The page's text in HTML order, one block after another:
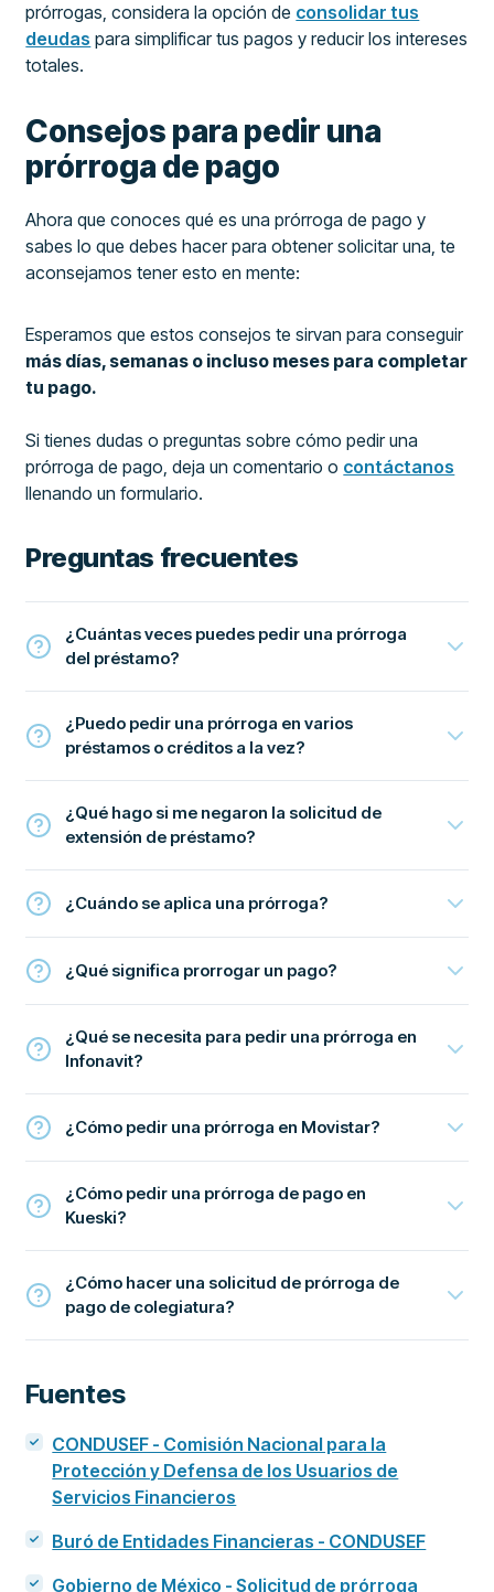
prórrogas, considera la opción de consolidar tus
deudas para simplificar tus pagos y reducir los intereses
totales.
Consejos para pedir una
prórroga de pago
Ahora que conoces qué es una prórroga de pago y
sabes lo que debes hacer para obtener solicitar una, te
aconsejamos tener esto en mente:
Esperamos que estos consejos te sirvan para conseguir
más días, semanas o incluso meses para completar
tu pago.
Si tienes dudas o preguntas sobre cómo pedir una
prórroga de pago, deja un comentario o contáctanos
llenando un formulario.
Preguntas frecuentes
¿Cuántas veces puedes pedir una prórroga
del préstamo?
¿Puedo pedir una prórroga en varios
préstamos o créditos a la vez?
¿Qué hago si me negaron la solicitud de
extensión de préstamo?
¿Cuándo se aplica una prórroga?
¿Qué significa prorrogar un pago?
¿Qué se necesita para pedir una prórroga en
Infonavit?
¿Cómo pedir una prórroga en Movistar?
¿Cómo pedir una prórroga de pago en
Kueski?
¿Cómo hacer una solicitud de prórroga de
pago de colegiatura?
Fuentes
CONDUSEF - Comisión Nacional para la
Protección y Defensa de los Usuarios de
Servicios Financieros
Buró de Entidades Financieras - CONDUSEF
Gobierno de México - Solicitud de prórroga